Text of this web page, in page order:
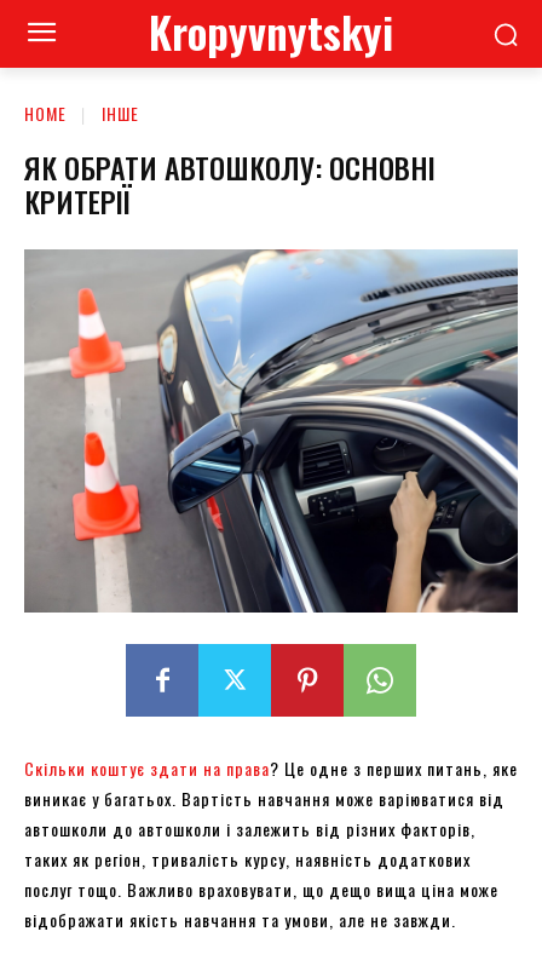
Kropyvnytskyi
HOME ІНШЕ
ЯК ОБРАТИ АВТОШКОЛУ: ОСНОВНІ
КРИТЕРІЇ
Скільки коштує здати на права? Це одне з перших питань, яке
виникає у багатьох. Вартість навчання може варіюватися від
автошколи до автошколи і залежить від різних факторів,
таких як регіон, тривалість курсу, наявність додаткових
послуг тощо. Важливо враховувати, що дещо вища ціна може
відображати якість навчання та умови, але не завжди.